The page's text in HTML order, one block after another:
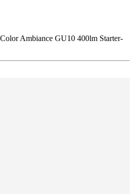
Ambiance GU10 400lm Starter-